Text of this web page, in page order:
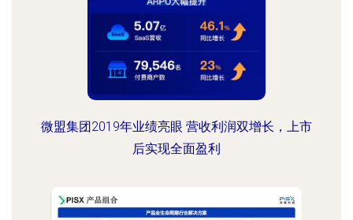
微盟集团2019年业绩亮眼 营收利润双增长，上市
后实现全面盈利